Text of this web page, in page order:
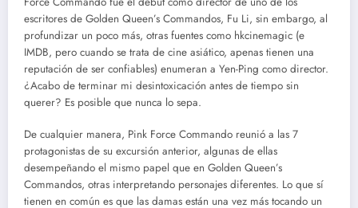
escritores de Golden Queen’s Commandos, Fu Li, sin embargo, al
profundizar un poco más, otras fuentes como hkcinemagic (e
IMDB, pero cuando se trata de cine asiático, apenas tienen una
reputación de ser confiables) enumeran a Yen-Ping como director.
¿Acabo de terminar mi desintoxicación antes de tiempo sin
querer? Es posible que nunca lo sepa.
De cualquier manera, Pink Force Commando reunió a las 7
protagonistas de su excursión anterior, algunas de ellas
desempeñando el mismo papel que en Golden Queen’s
Commandos, otras interpretando personajes diferentes. Lo que sí
tienen en común es que las damas están una vez más tocando un